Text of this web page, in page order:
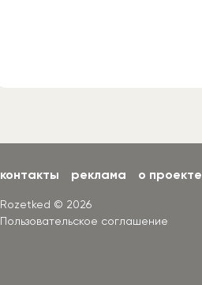
контакты реклама о проекте
Rozetked © 2026
Пользовательское соглашение